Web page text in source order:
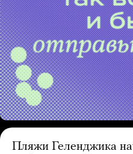
Пляжи Геленджика